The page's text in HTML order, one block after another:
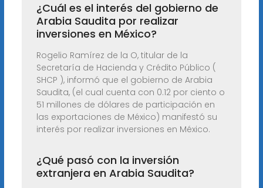
¿Cuál es el interés del gobierno de
Arabia Saudita por realizar
inversiones en México?
Rogelio Ramírez de la O, titular de la
Secretaría de Hacienda y Crédito Público (
SHCP ), informó que el gobierno de Arabia
Saudita, (el cual cuenta con 0.12 por ciento o
51 millones de dólares de participación en
las exportaciones de México) manifestó su
interés por realizar inversiones en México.
¿Qué pasó con la inversión
extranjera en Arabia Saudita?